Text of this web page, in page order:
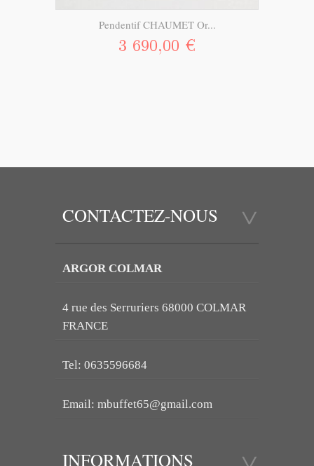
Pendentif CHAUMET Or...
3 690,00 €
CONTACTEZ-NOUS
ARGOR COLMAR
4 rue des Serruriers 68000 COLMAR
FRANCE
Tel: 0635596684
Email: mbuffet65@gmail.com
INFORMATIONS